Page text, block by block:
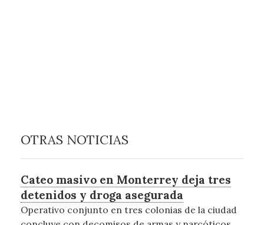
OTRAS NOTICIAS
Cateo masivo en Monterrey deja tres
detenidos y droga asegurada
Operativo conjunto en tres colonias de la ciudad